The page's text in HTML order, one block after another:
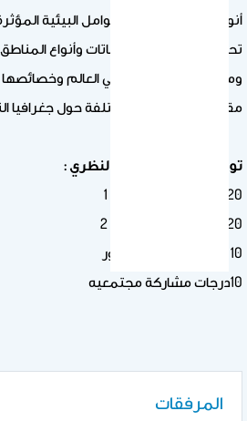
أنواع انتشار النباتات والعوامل البيئية
تحديد منطقة توزيع النباتات وأنواع
ومناطق الغطاء النباتي في العالم وخصائصها
مقارنة المعلومات المختلفة حول جغرافيا
توزيع الدرجات للجزء النظري :
20 درجات امتحان فصلي 1
20 درجات امتحان فصلي 2
10 درجات واجبات وحضور
10درجات مشاركة مجتمعيه
المرفقات